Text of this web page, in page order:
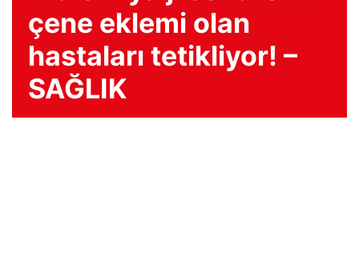
çene eklemi olan
hastaları tetikliyor! –
SAĞLIK